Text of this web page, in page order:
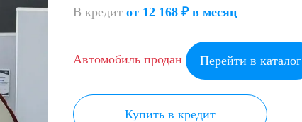
В кредит от 12 168 ₽ в месяц
Автомобиль продан Перейти в каталог
Купить в кредит